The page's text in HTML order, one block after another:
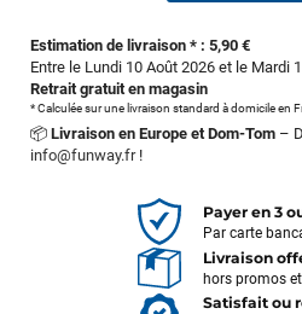
Estimation de livraison * : 5,90 €
Entre le Lundi 10 Août 2026 et le Mardi
Retrait gratuit en magasin
* Calculée sur une livraison standard à domicile en
📦 Livraison en Europe et Dom-Tom –
info@funway.fr!
Payer en 3
Par carte
Livraison
hors promos
Satisfait ou